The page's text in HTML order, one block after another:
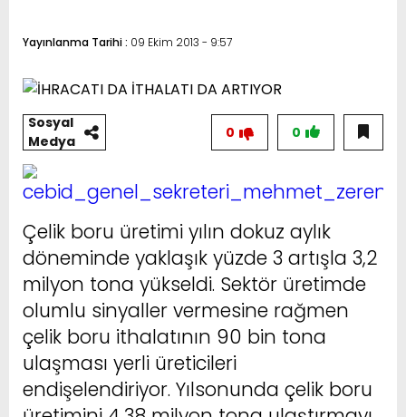
Yayınlanma Tarihi : 09 Ekim 2013 - 9:57
Sosyal
Medya
0
0
Çelik boru üretimi yılın dokuz aylık
döneminde yaklaşık yüzde 3 artışla 3,2
milyon tona yükseldi. Sektör üretimde
olumlu sinyaller vermesine rağmen
çelik boru ithalatının 90 bin tona
ulaşması yerli üreticileri
endişelendiriyor. Yılsonunda çelik boru